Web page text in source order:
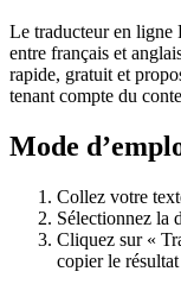
Le traducteur en ligne
entre français et
rapide, gratuit et
tenant compte du
Mode
Collez votre
Sélectionnez la
Cliquez sur «
copier le